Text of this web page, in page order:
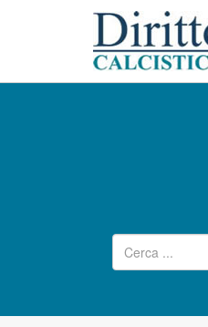
Main menu
Ricerca per: